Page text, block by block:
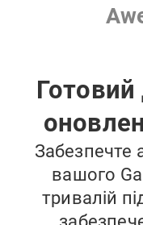
Забезпечте
вашого
тривалій